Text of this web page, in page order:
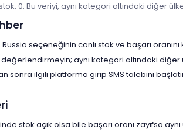
0. Bu veriyi, aynı kategori altındaki diğer
seçeneğinin canlı stok ve başarı
değerlendirmeyin; aynı kategori altındaki
sonra ilgili platforma girip SMS talebini
stok açık olsa bile başarı oranı zayıfsa